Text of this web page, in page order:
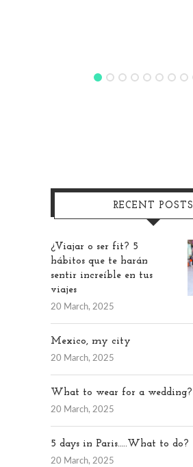
RECENT POSTS
¿Viajar o ser fit? 5
hábitos que te harán
sentir increíble en tus
viajes
20 March, 2025
Mexico, my city
20 March, 2025
What to wear for a wedding?
20 March, 2025
5 days in Paris…..What to do?
20 March, 2025